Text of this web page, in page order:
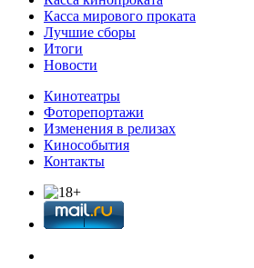
Касса мирового проката
Лучшие сборы
Итоги
Новости
Кинотеатры
Фоторепортажи
Изменения в релизах
Кинособытия
Контакты